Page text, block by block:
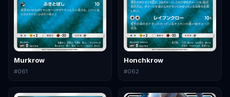
Murkrow
#061
Honchkrow
#062